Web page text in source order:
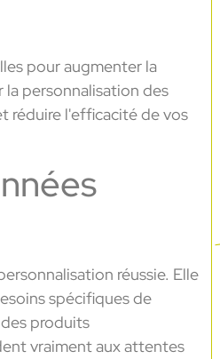
pour augmenter la
personnalisation des
réduire l'efficacité de vos
réussie. Elle
spécifiques de
produits
vraiment aux attentes